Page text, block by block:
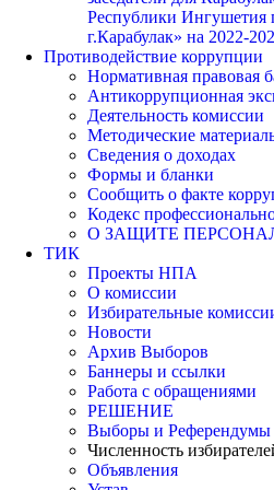
Республики Ингушетия
г.Карабулак» на 2022-
Противодействие коррупции
Нормативная правовая
Антикоррупционная
Деятельность комиссии
Методические
Сведения о доходах
Формы и бланки
Сообщить о факте
Кодекс
О ЗАЩИТЕ
ТИК
Проекты НПА
О комиссии
Избирательные
Новости
Архив Выборов
Баннеры и ссылки
Работа с обращениями
РЕШЕНИЕ
Выборы и Референдумы
Численность
Объявления